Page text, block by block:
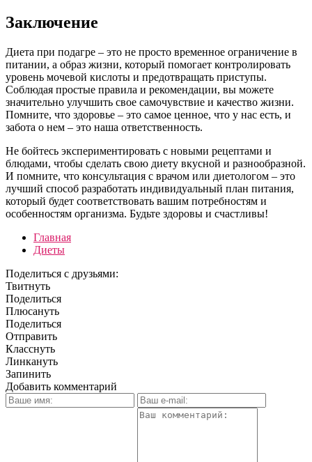
Заключение
Диета при подагре – это не просто временное ограничение в
питании, а образ жизни, который помогает контролировать
уровень мочевой кислоты и предотвращать приступы.
Соблюдая простые правила и рекомендации, вы можете
значительно улучшить свое самочувствие и качество жизни.
Помните, что здоровье – это самое ценное, что у нас есть, и
забота о нем – это наша ответственность.
Не бойтесь экспериментировать с новыми рецептами и
блюдами, чтобы сделать свою диету вкусной и разнообразной.
И помните, что консультация с врачом или диетологом – это
лучший способ разработать индивидуальный план питания,
который будет соответствовать вашим потребностям и
особенностям организма. Будьте здоровы и счастливы!
Главная
Диеты
Поделиться с друзьями:
Твитнуть
Поделиться
Плюсануть
Поделиться
Отправить
Класснуть
Линкануть
Запинить
Добавить комментарий